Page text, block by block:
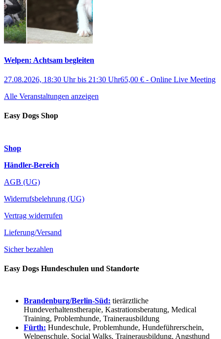
Welpen: Achtsam begleiten
27.08.2026, 18:30 Uhrbis 21:30 Uhr65,00 € - Online Live Meeting
Alle Veranstaltungen anzeigen
Easy Dogs Shop
Shop
Händler-Bereich
AGB (UG)
Widerrufsbelehrung (UG)
Vertrag widerrufen
Lieferung/Versand
Sicher bezahlen
Easy Dogs Hundeschulen und Standorte
Brandenburg/Berlin-Süd: tierärztliche
Hundeverhaltenstherapie, Kastrationsberatung, Medical
Training, Problemhunde, Trainerausbildung
Fürth: Hundeschule, Problemhunde, Hundeführerschein,
Welpenschule, Social Walks, Trainerausbildung, Angsthund